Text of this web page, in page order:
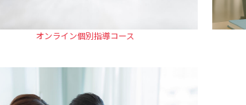
オンライン個別指導コース